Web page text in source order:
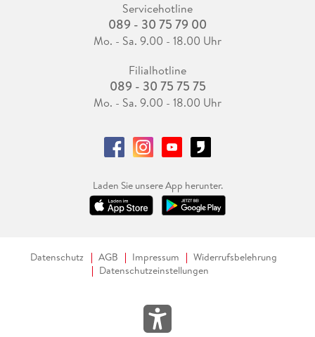
Servicehotline
089 - 30 75 79 00
Mo. - Sa. 9.00 - 18.00 Uhr
Filialhotline
089 - 30 75 75 75
Mo. - Sa. 9.00 - 18.00 Uhr
Laden Sie unsere App herunter.
Datenschutz AGB Impressum
Widerrufsbelehrung
Datenschutzeinstellungen